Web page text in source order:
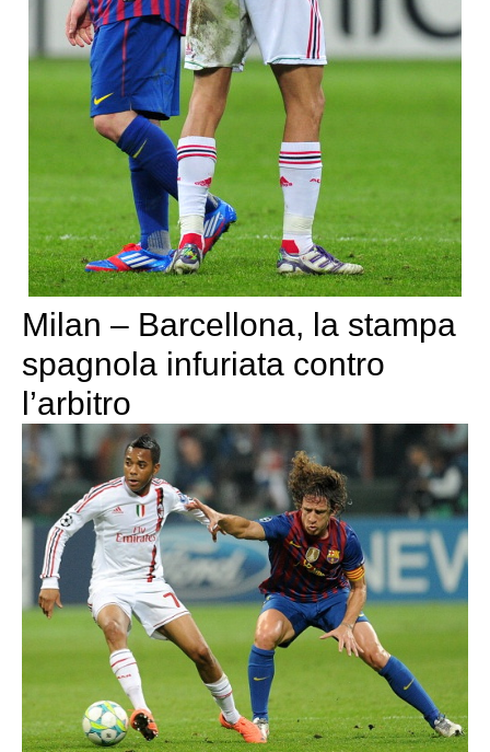
Milan – Barcellona, la stampa
spagnola infuriata contro
l’arbitro